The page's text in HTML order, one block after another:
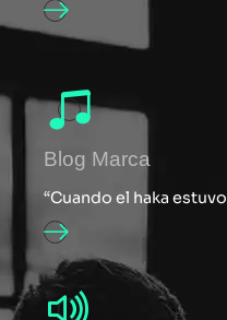
Blog Marca
“Cuando el haka